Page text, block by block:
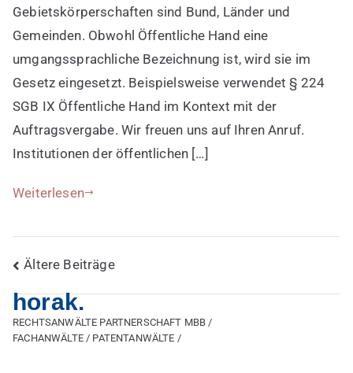
Gebietskörperschaften sind Bund, Länder und
Gemeinden. Obwohl Öffentliche Hand eine
umgangssprachliche Bezeichnung ist, wird sie im
Gesetz eingesetzt. Beispielsweise verwendet § 224
SGB IX Öffentliche Hand im Kontext mit der
Auftragsvergabe. Wir freuen uns auf Ihren Anruf.
Institutionen der öffentlichen […]
Weiterlesen
Beitragsnavigation
Ältere Beiträge
horak.
RECHTSANWÄLTE PARTNERSCHAFT MBB /
FACHANWÄLTE / PATENTANWÄLTE /